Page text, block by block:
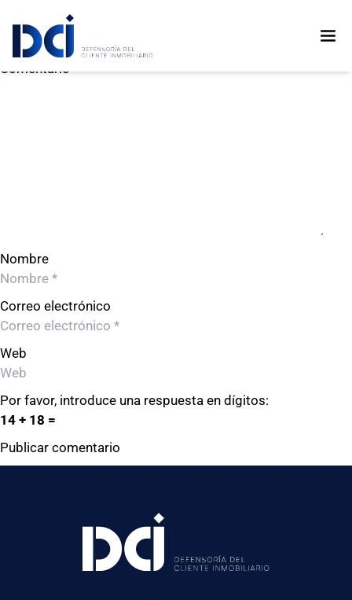
Constructora Cumbres Villanova S.A.C.
Deja un comentario
Comentario
Nombre
Correo electrónico
Web
Por favor, introduce una respuesta en dígitos:
14 + 18 =